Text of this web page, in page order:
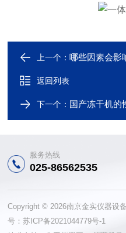
上一个： 哪些因素会影
返回列表
下一个： 国产冻干机的
服务热线
025-86562535
Copyright © 2026南京金实仪器
号：苏ICP备2021044779号-1